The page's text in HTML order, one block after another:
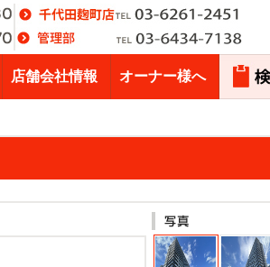
店舗会社情報 オーナー様へ